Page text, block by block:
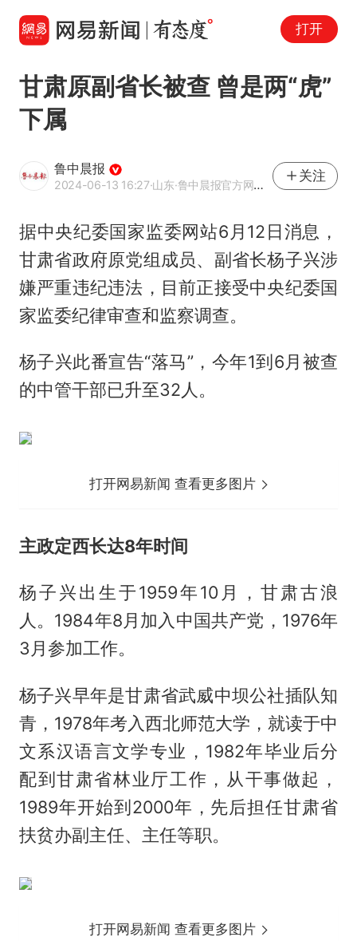
打开
甘肃原副省长被查 曾是两“虎”
下属
鲁中晨报
2024-06-13 16:27·山东·鲁中晨报官方网易号
关注
据中央纪委国家监委网站6月12日消息，
甘肃省政府原党组成员、副省长杨子兴涉
嫌严重违纪违法，目前正接受中央纪委国
家监委纪律审查和监察调查。
杨子兴此番宣告“落马”，今年1到6月被查
的中管干部已升至32人。
打开网易新闻 查看更多图片
主政定西长达8年时间
杨子兴出生于1959年10月，甘肃古浪
人。1984年8月加入中国共产党，1976年
3月参加工作。
杨子兴早年是甘肃省武威中坝公社插队知
青，1978年考入西北师范大学，就读于中
文系汉语言文学专业，1982年毕业后分
配到甘肃省林业厅工作，从干事做起，
1989年开始到2000年，先后担任甘肃省
扶贫办副主任、主任等职。
打开网易新闻 查看更多图片